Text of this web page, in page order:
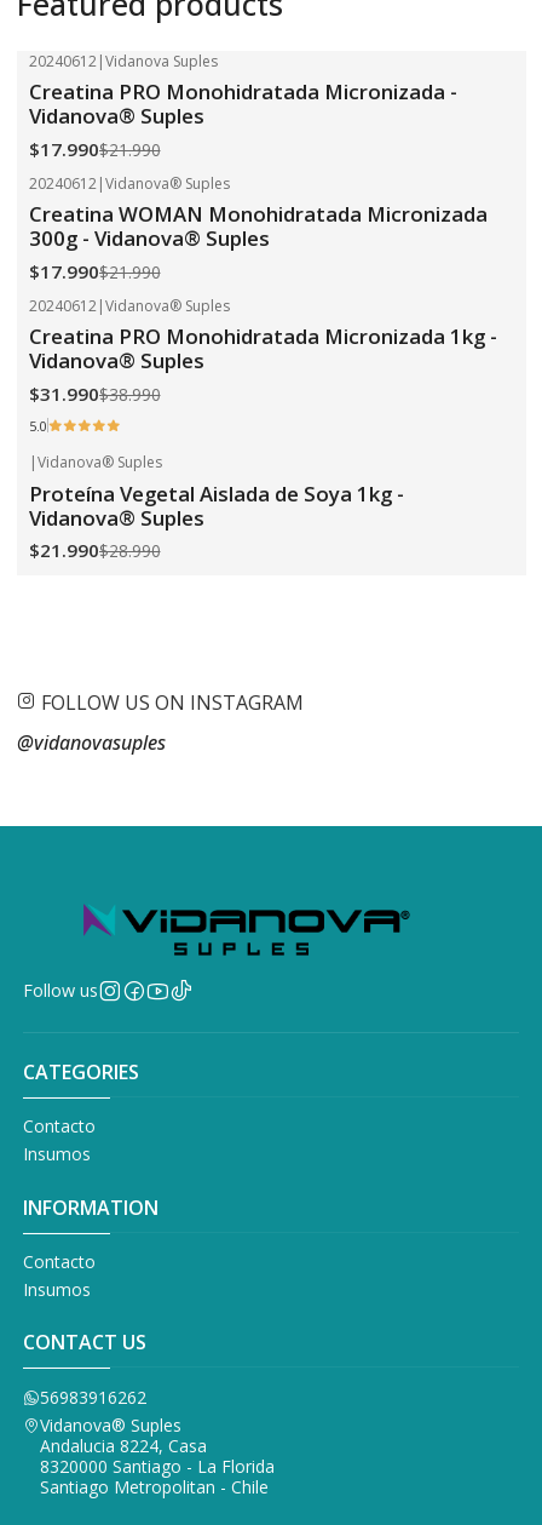
-18% OFF
20240612|Vidanova Suples
Creatina PRO Monohidratada Micronizada -
Vidanova® Suples
$17.990$21.990
-18% OFF
20240612|Vidanova® Suples
Creatina WOMAN Monohidratada Micronizada
300g - Vidanova® Suples
$17.990$21.990
-18% OFF
20240612|Vidanova® Suples
Creatina PRO Monohidratada Micronizada 1kg -
Vidanova® Suples
$31.990$38.990
5.0
-24% OFF
|Vidanova® Suples
Proteína Vegetal Aislada de Soya 1kg -
Vidanova® Suples
$21.990$28.990
FOLLOW US ON INSTAGRAM
@vidanovasuples
Follow us
CATEGORIES
Contacto
Insumos
INFORMATION
Contacto
Insumos
CONTACT US
56983916262
Vidanova® Suples
Andalucia 8224, Casa
8320000 Santiago - La Florida
Santiago Metropolitan - Chile